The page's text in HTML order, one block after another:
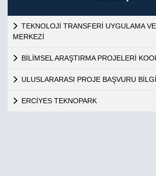
TEKNOLOJİ TRANSFERİ UYGULAMA
MERKEZİ
BİLİMSEL ARAŞTIRMA PROJELERİ
ULUSLARARASI PROJE BAŞVURU
ERCİYES TEKNOPARK